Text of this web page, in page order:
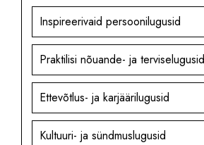
Inspireerivaid persoonilugusid
Praktilisi nõuande- ja terviselugusid
Ettevõtlus- ja karjäärilugusid
Kultuuri- ja sündmuslugusid